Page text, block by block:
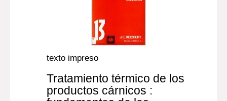
texto impreso
Tratamiento térmico de los
productos cárnicos :